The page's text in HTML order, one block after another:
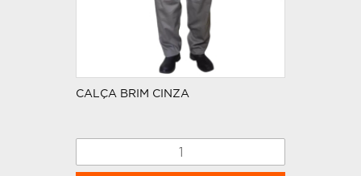
CALÇA BRIM CINZA